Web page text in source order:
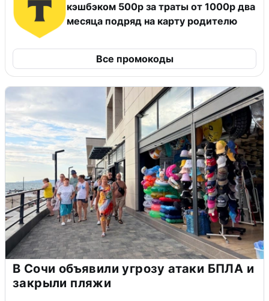
кэшбэком 500р за траты от 1000р два
месяца подряд на карту родителю
Все промокоды
В Сочи объявили угрозу атаки БПЛА и
закрыли пляжи